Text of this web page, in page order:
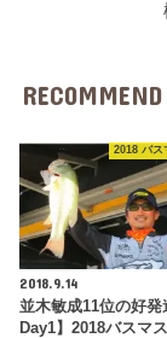
RECOMMEND
2018 バス
2018.9.14
並木敏成11位の好発
Day1】2018バスマ